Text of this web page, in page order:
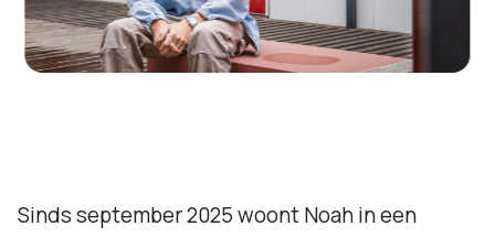
Sinds september 2025 woont Noah in een